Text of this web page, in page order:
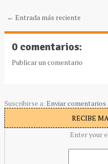
← Entrada más reciente
0 comentarios:
Publicar un comentario
Suscribirse a: Enviar
RECIBE
Enter your